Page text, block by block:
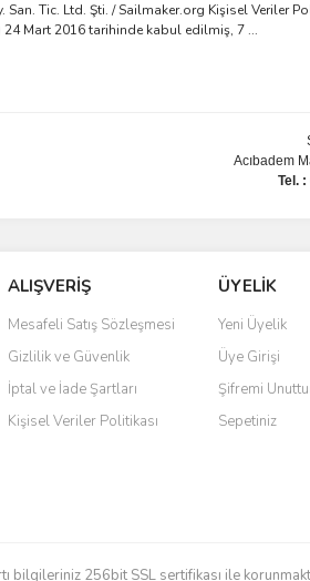
San. Tic. Ltd. Şti. / Sailmaker.org Kişisel Veriler
24 Mart 2016 tarihinde kabul edilmiş, 7 ...
Acıbadem
Tel. :
ALIŞVERİŞ
Mesafeli Satış Sözleşmesi
Gizlilik ve Güvenlik
İptal ve İade Şartları
Kişisel Veriler Politikası
ÜYELİK
Yeni Üyelik
Üye Girişi
Şifremi
Sepetiniz
bilgileriniz 256bit SSL sertifikası ile